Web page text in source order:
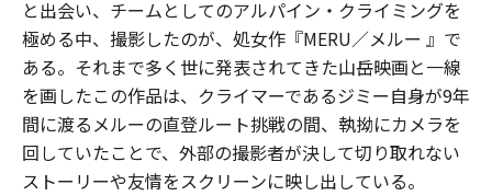
と出会い、チームとしてのアルパイン・クライミングを
極める中、撮影したのが、処女作『MERU／メルー 』で
ある。それまで多く世に発表されてきた山岳映画と一線
を画したこの作品は、クライマーであるジミー自身が9年
間に渡るメルーの直登ルート挑戦の間、執拗にカメラを
回していたことで、外部の撮影者が決して切り取れない
ストーリーや友情をスクリーンに映し出している。